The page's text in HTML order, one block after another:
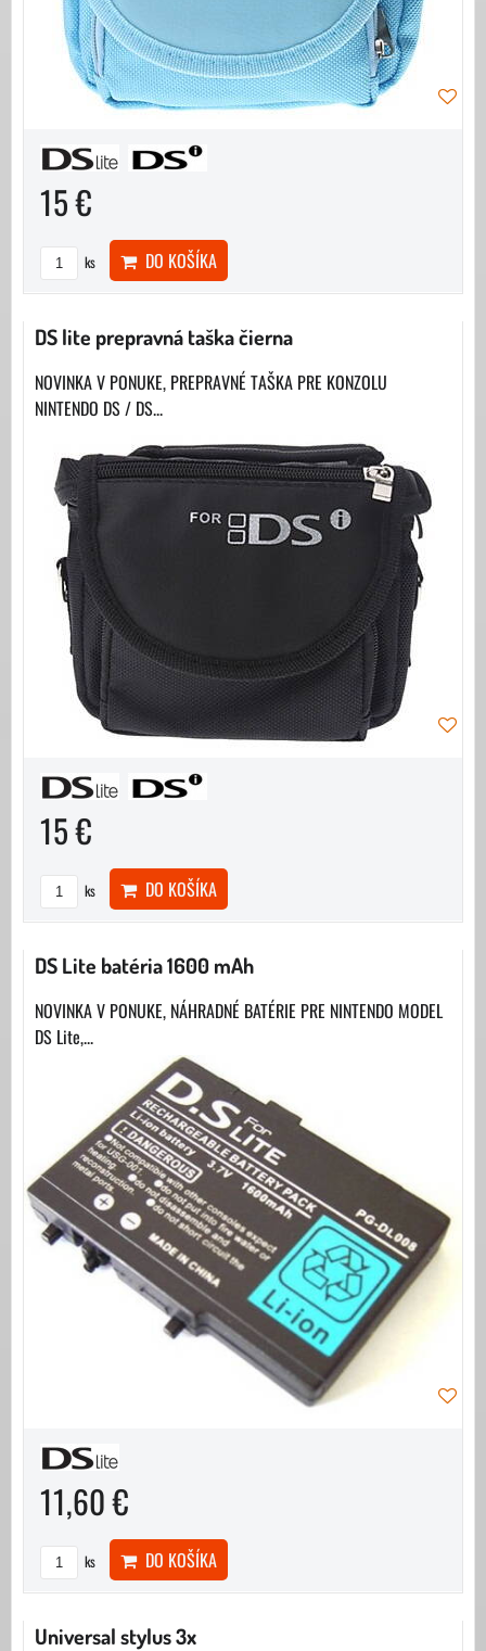
15 €
ks DO KOŠÍKA
DS lite prepravná taška čierna
NOVINKA V PONUKE, PREPRAVNÉ TAŠKA PRE KONZOLU
NINTENDO DS / DS...
15 €
ks DO KOŠÍKA
DS Lite batéria 1600 mAh
NOVINKA V PONUKE, NÁHRADNÉ BATÉRIE PRE NINTENDO MODEL
DS Lite,...
11,60 €
ks DO KOŠÍKA
Universal stylus 3x